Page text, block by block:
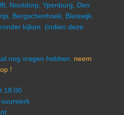
Nootdorp, Ypenburg, Den
Bergschenhoek, Bleiswijk.
kijken. (indien deze
nog vragen hebben. neem
!
18:00